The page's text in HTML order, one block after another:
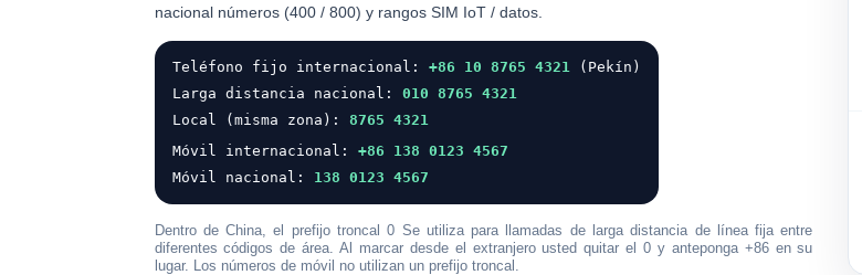
nacional números (400 / 800) y rangos SIM IoT / datos.
Teléfono fijo internacional: +86 10 8765 4321(Pekín)
Larga distancia nacional: 010 8765 4321
Local (misma zona): 8765 4321
Móvil internacional: +86 138 0123 4567
Móvil nacional: 138 0123 4567
Dentro de China, el prefijo troncal 0 Se utiliza para llamadas de larga distancia de línea fija entre
diferentes códigos de área. Al marcar desde el extranjero ustedquitar el 0 y anteponga +86 en su
lugar. Los números de móvil no utilizan un prefijo troncal.